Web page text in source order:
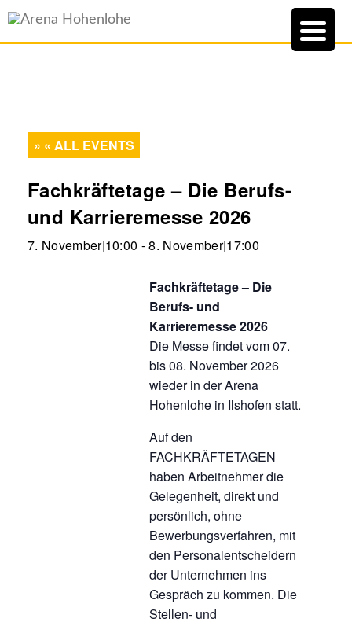
« ALL EVENTS
Fachkräftetage – Die Berufs-
und Karrieremesse 2026
7. November|10:00 -8. November|17:00
Fachkräftetage – Die
Berufs- und
Karrieremesse 2026
Die Messe findet vom 07.
bis 08. November 2026
wieder in der Arena
Hohenlohe in Ilshofen statt.
Auf den
FACHKRÄFTETAGEN
haben Arbeitnehmer die
Gelegenheit, direkt und
persönlich, ohne
Bewerbungsverfahren, mit
den Personalentscheidern
der Unternehmen ins
Gespräch zu kommen. Die
Stellen- und